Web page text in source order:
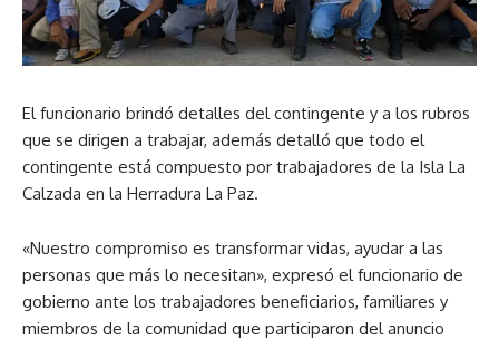
El funcionario brindó detalles del contingente y a los rubros
que se dirigen a trabajar, además detalló que todo el
contingente está compuesto por trabajadores de la Isla La
Calzada en la Herradura La Paz.
«Nuestro compromiso es transformar vidas, ayudar a las
personas que más lo necesitan», expresó el funcionario de
gobierno ante los trabajadores beneficiarios, familiares y
miembros de la comunidad que participaron del anuncio